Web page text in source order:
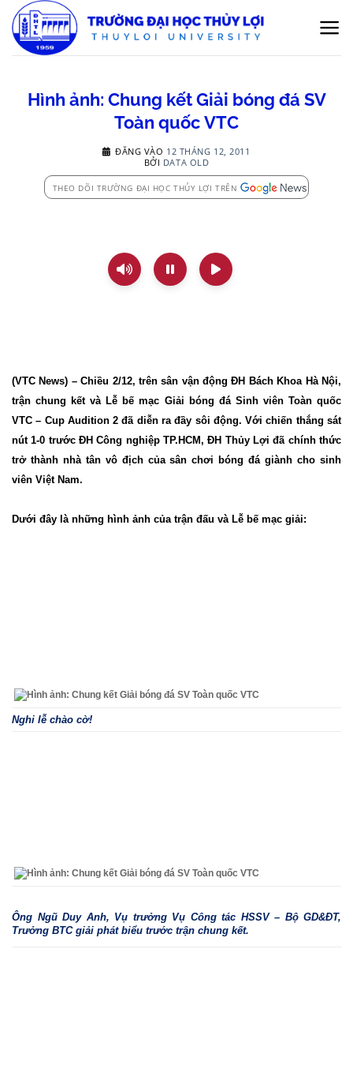
qua
nội
Hình ảnh: Chung kết Giải bóng đá SV
Toàn quốc VTC
ĐĂNG VÀO 12 THÁNG 12, 2011
BỞI DATA OLD
THEO DÕI TRƯỜNG ĐẠI HỌC THỦY LỢI TRÊN
(VTC News) – Chiều 2/12, trên sân vận động ĐH Bách Khoa Hà Nội,
trận chung kết và Lễ bế mạc Giải bóng đá Sinh viên Toàn quốc
VTC – Cup Audition 2 đã diễn ra đầy sôi động. Với chiến thắng sát
nút 1-0 trước ĐH Công nghiệp TP.HCM, ĐH Thủy Lợi đã chính thức
trở thành nhà tân vô địch của sân chơi bóng đá giành cho sinh
viên Việt Nam.
Dưới đây là những hình ảnh của trận đấu và Lễ bế mạc giải:
Nghi lễ chào cờ!
Ông Ngũ Duy Anh, Vụ trưởng Vụ Công tác HSSV – Bộ GD&ĐT,
Trưởng BTC giải phát biểu trước trận chung kết.